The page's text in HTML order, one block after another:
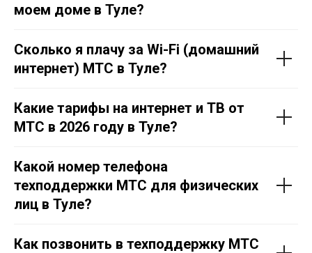
моем доме в Туле?
Сколько я плачу за Wi-Fi (домашний
интернет) МТС в Туле?
Какие тарифы на интернет и ТВ от
МТС в 2026 году в Туле?
Какой номер телефона
техподдержки МТС для физических
лиц в Туле?
Как позвонить в техподдержку МТС